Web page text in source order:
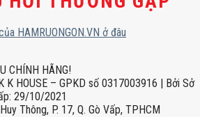
HAMRUONGON.VN ở đâu
CHÍNH HÃNG!
K HOUSE – GPKD số 0317003916 | Bởi Sở
29/10/2021
Thông, P. 17, Q. Gò Vấp, TPHCM